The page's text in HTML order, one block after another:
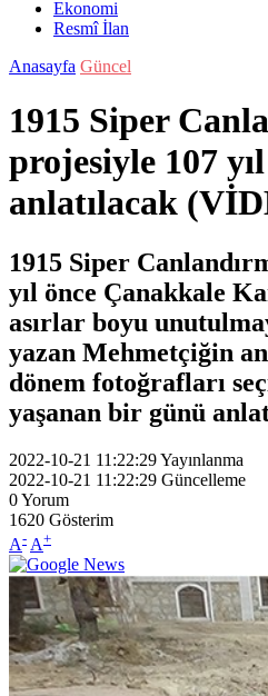
Ekonomi
Resmî İlan
Anasayfa Güncel
1915 Siper
projesiyle 107
anlatılacak
1915 Siper
yıl önce Çanakkale
asırlar boyu
yazan Mehmetçiğin
dönem fotoğrafları
yaşanan bir günü
2022-10-21 11:22:29Yayınlanma
2022-10-21 11:22:29 Güncelleme
0Yorum
1620 Gösterim
A- A+